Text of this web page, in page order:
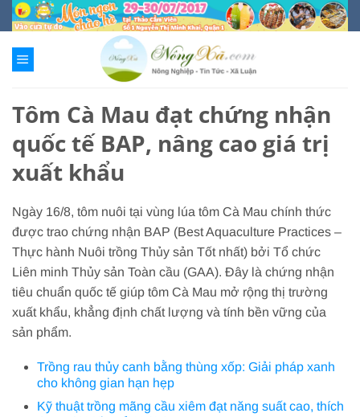
Chuyển
đến
nội
dung
Tôm Cà Mau đạt chứng nhận
quốc tế BAP, nâng cao giá trị
xuất khẩu
Ngày 16/8, tôm nuôi tại vùng lúa tôm Cà Mau chính thức
được trao chứng nhận BAP (Best Aquaculture Practices –
Thực hành Nuôi trồng Thủy sản Tốt nhất) bởi Tổ chức
Liên minh Thủy sản Toàn cầu (GAA). Đây là chứng nhận
tiêu chuẩn quốc tế giúp tôm Cà Mau mở rộng thị trường
xuất khẩu, khẳng định chất lượng và tính bền vững của
sản phẩm.
Trồng rau thủy canh bằng thùng xốp: Giải pháp xanh
cho không gian hạn hẹp
Kỹ thuật trồng mãng cầu xiêm đạt năng suất cao, thích